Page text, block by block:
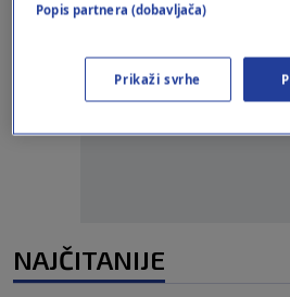
NAJČITANIJE
Popis partnera (dobavljača)
Prikaži svrhe